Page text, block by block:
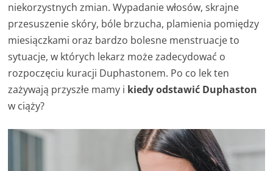
niekorzystnych zmian. Wypadanie włosów, skrajne
przesuszenie skóry, bóle brzucha, plamienia pomiędzy
miesiączkami oraz bardzo bolesne menstruacje to
sytuacje, w których lekarz może zadecydować o
rozpoczęciu kuracji Duphastonem. Po co lek ten
zażywają przyszłe mamy i kiedy odstawić Duphaston
w ciąży?